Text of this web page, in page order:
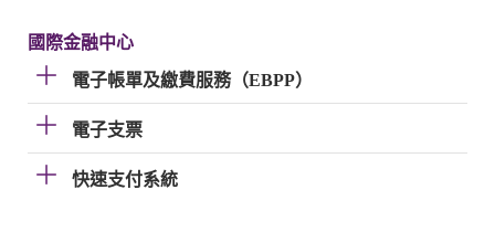
國際金融中心
電子帳單及繳費服務（EBPP）
電子支票
快速支付系統